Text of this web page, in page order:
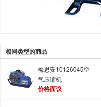
相同类型的商品
梅思安10126045空
气压缩机
价格面议